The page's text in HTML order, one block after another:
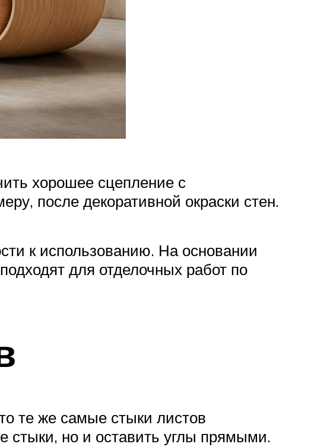
хорошее сцепление с
после декоративной окраски стен.
к использованию. На основании
для отделочных работ по
те же самые стыки листов
стыки, но и оставить углы прямыми.